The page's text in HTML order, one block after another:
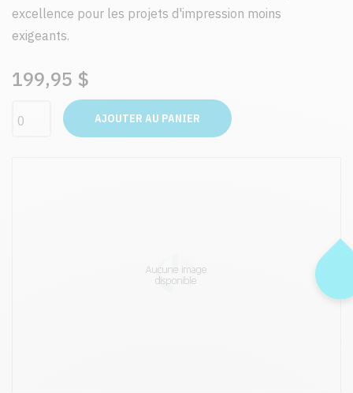
excellence pour les projets d'impression moins
exigeants.
199,95 $
AJOUTER AU PANIER